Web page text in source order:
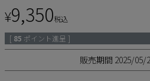
¥9,350税込
[ 85 ポイント進呈 ]
販売期間 2025/05/